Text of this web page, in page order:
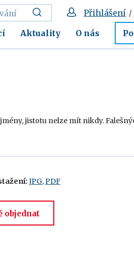
Aktuality O nás
Přihlášení /
jistotu nelze mít nikdy.
JPG,PDF
objednat